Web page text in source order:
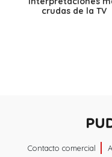
crudas de la TV
Contacto comercial